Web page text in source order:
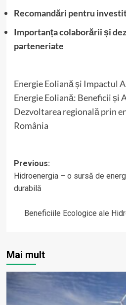
Recomandări pentru
Importanța colaborării și
parteneriate
Energie Eoliană și Impactul
Energie Eoliană: Beneficii și
Dezvoltarea regională prin
România
Post
navigation
Previous:
Hidroenergia – o sursă de
durabilă
Beneficiile Ecologice ale
Mai mult